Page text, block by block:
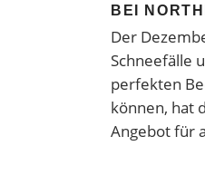
BEI
Der
Schneefälle
perfekten
können, hat
Angebot für